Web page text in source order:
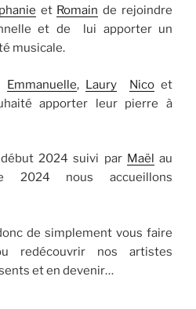
et Romain de rejoindre
et de lui apporter un
musicale.
Emmanuelle, Laury Nicoet
apporter leur pierre à
2024 suivi par Maël
au
2024 nous accueillons
de simplement vous faire
redécouvrir nos artistes
et en devenir…